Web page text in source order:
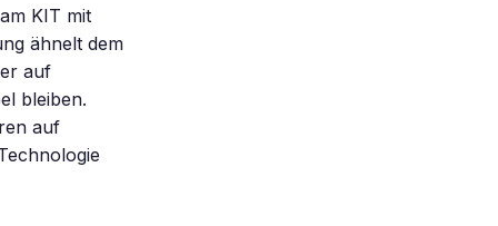
KIT mit
ähnelt dem
auf
bleiben.
auf